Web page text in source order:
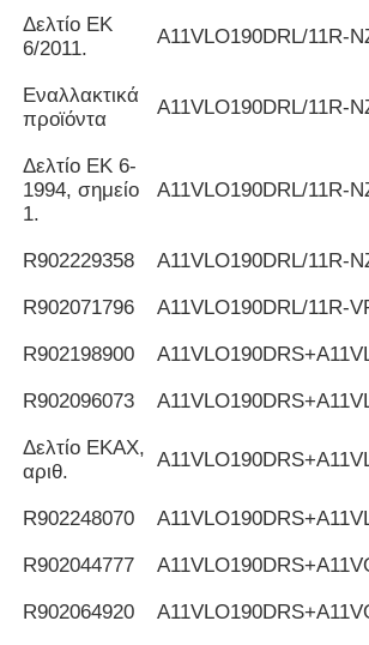
Δελτίο ΕΚ
6/2011.
Α11VLO190DRL/11R-
Εναλλακτικά
προϊόντα
Α11VLO190DRL/11R-
Δελτίο ΕΚ 6-
1994, σημείο
1.
Α11VLO190DRL/11R-
R902229358 Α11VLO190DRL/11R-
R902071796 Α11VLO190DRL/11R-
R902198900
R902096073
Δελτίο ΕΚΑΧ,
αριθ.
R902248070
R902044777
R902064920